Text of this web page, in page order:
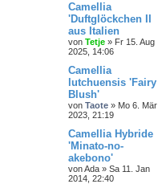
Camellia
'Duftglöckchen II
aus Italien
von Tetje » Fr 15. Aug
2025, 14:06
Camellia
lutchuensis 'Fairy
Blush'
von Taote » Mo 6. Mär
2023, 21:19
Camellia Hybride
'Minato-no-
akebono'
vonAda » Sa 11. Jan
2014, 22:40